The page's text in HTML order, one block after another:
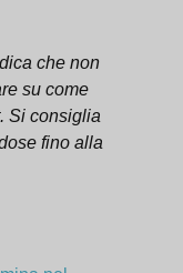
che non
su come
Si consiglia
fino alla